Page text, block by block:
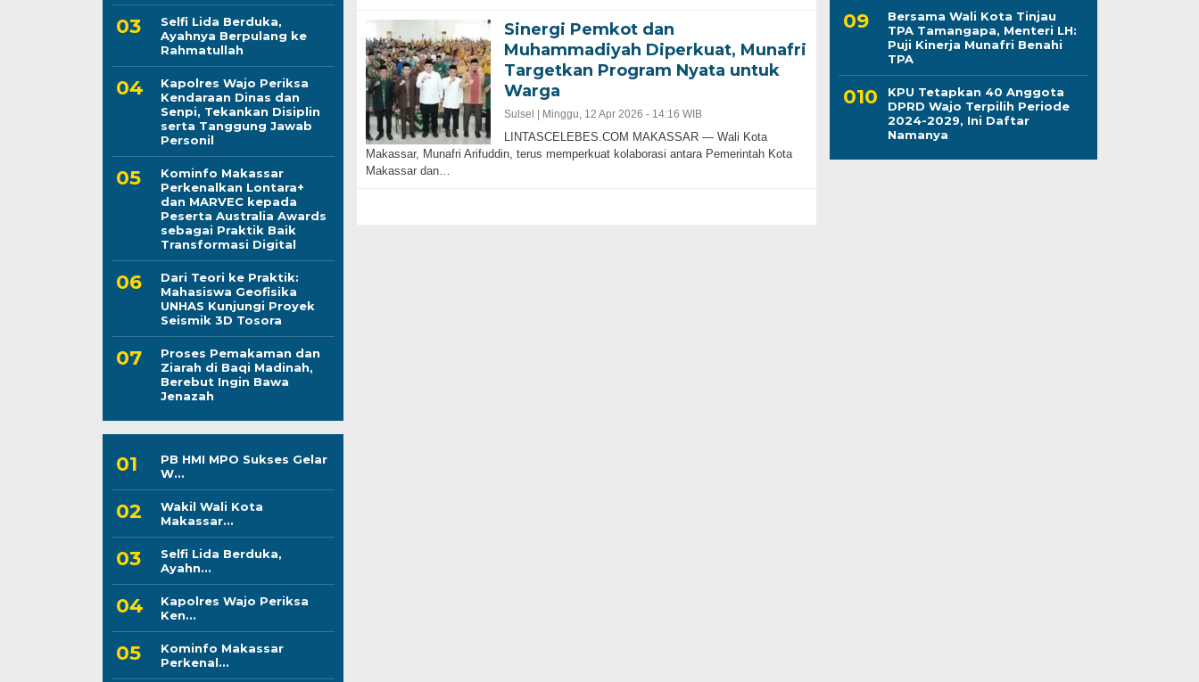
Selfi Lida Berduka,
Ayahnya Berpulang ke
Rahmatullah
Kapolres Wajo Periksa
Kendaraan Dinas dan
Senpi, Tekankan Disiplin
serta Tanggung Jawab
Personil
Kominfo Makassar
Perkenalkan Lontara+
dan MARVEC kepada
Peserta Australia Awards
sebagai Praktik Baik
Transformasi Digital
Dari Teori ke Praktik:
Mahasiswa Geofisika
UNHAS Kunjungi Proyek
Seismik 3D Tosora
Proses Pemakaman dan
Ziarah di Baqi Madinah,
Berebut Ingin Bawa
Jenazah
PB HMI MPO Sukses Gelar
W...
Wakil Wali Kota
Makassar...
Selfi Lida Berduka,
Ayahn...
Kapolres Wajo Periksa
Ken...
Kominfo Makassar
Perkenal...
Sinergi Pemkot dan
Muhammadiyah Diperkuat, Munafri
Targetkan Program Nyata untuk
Warga
Sulsel | Minggu, 12 Apr 2026 - 14:16 WIB
LINTASCELEBES.COM MAKASSAR — Wali Kota
Makassar, Munafri Arifuddin, terus memperkuat kolaborasi antara Pemerintah Kota
Makassar dan…
Bersama Wali Kota Tinjau
TPA Tamangapa, Menteri LH:
Puji Kinerja Munafri Benahi
TPA
KPU Tetapkan 40 Anggota
DPRD Wajo Terpilih Periode
2024-2029, Ini Daftar
Namanya